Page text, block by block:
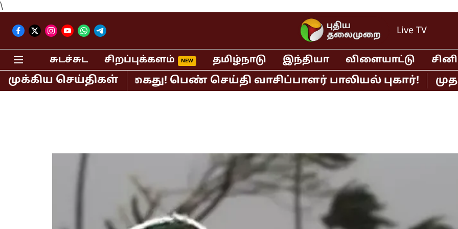
\
Live TV
சுடச்சுட சிறப்புக்களம் தமிழ்நாடு இந்தியா விளையாட்டு
முக்கிய செய்திகள்
பி.ஆர்.சுந்தர் கைது! பெண் செய்தி வாசிப்பாளர் பாலியல் புகார்! முதல்வர்